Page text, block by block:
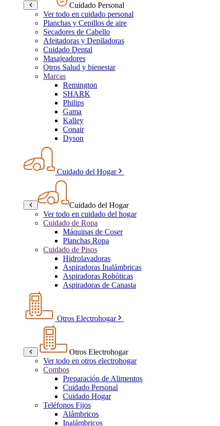
Cuidado Personal
Ver todo en cuidado personal
Planchas y Cepillos de aire
Secadores de Cabello
Afeitadoras y Depiladoras
Cuidado Dental
Masajeadores
Otros Salud y bienestar
Marcas
Remington
SHARK
Philips
Gama
Kalley
Conair
Dyson
Cuidado del Hogar
Cuidado del Hogar
Ver todo en cuidado del hogar
Cuidado de Ropa
Máquinas de Coser
Planchas Ropa
Cuidado de Pisos
Hidrolavadoras
Aspiradoras Inalámbricas
Aspiradoras Robóticas
Aspiradoras de Canasta
Otros Electrohogar
Otros Electrohogar
Ver todo en otros electrohogar
Combos
Preparación de Alimentos
Cuidado Personal
Cuidado Hogar
Teléfonos Fijos
Alámbricos
Inalámbricos